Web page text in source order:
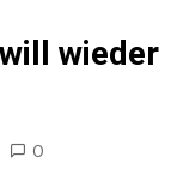
wieder
0